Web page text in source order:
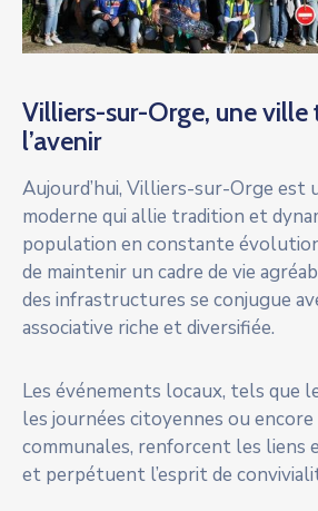
Villiers-sur-Orge, une ville
l’avenir
Aujourd’hui, Villiers-sur-Orge est
moderne qui allie tradition et
population en constante
de maintenir un cadre de vie
des infrastructures se conjugue
associative riche et diversifiée.
Les événements locaux, tels que
les journées citoyennes ou
communales, renforcent les liens
et perpétuent l’esprit de